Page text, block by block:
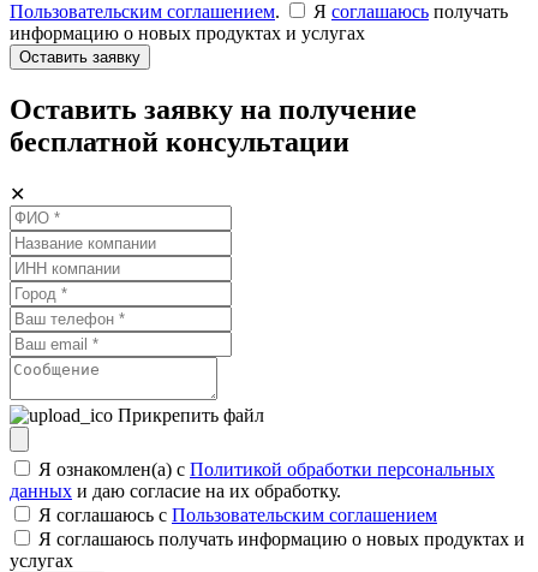
Пользовательским соглашением. Я соглашаюсь получать
информацию о новых продуктах и услугах
Оставить заявку
Оставить заявку на получение
бесплатной консультации
✕
Прикрепить файл
Я ознакомлен(а) с Политикой обработки персональных
данных и даю согласие на их обработку.
Я соглашаюсь c Пользовательским соглашением
Я соглашаюсь получать информацию о новых продуктах и
услугах